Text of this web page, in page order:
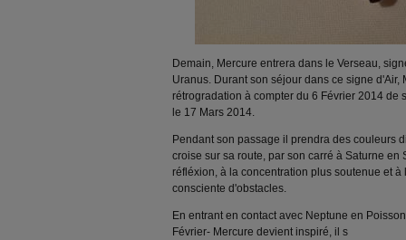
Demain, Mercure entrera dans le Verseau,
Uranus. Durant son séjour dans ce signe d'Air,
rétrogradation à compter du 6 Février 2014 de
le 17 Mars 2014.
Pendant son passage il prendra des couleurs
croise sur sa route, par son carré à Saturne en
réfléxion, à la concentration plus soutenue et
consciente d'obstacles.
En entrant en contact avec Neptune en
Février- Mercure devient inspiré, il s